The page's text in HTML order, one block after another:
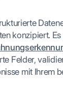
konzipiert.
Felder,
mit Ihrem